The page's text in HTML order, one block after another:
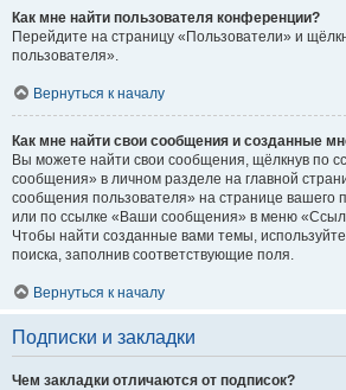
Как мне найти пользователя конференции?
Перейдите на страницу «Пользователи» и
пользователя».
Вернуться к началу
Как мне найти свои сообщения и созданные
Вы можете найти свои сообщения, щёлкнув по
сообщения» в личном разделе на главной
сообщения пользователя» на странице вашего
или по ссылке «Ваши сообщения» в меню
Чтобы найти созданные вами темы,
поиска, заполнив соответствующие поля.
Вернуться к началу
Подписки и закладки
Чем закладки отличаются от подписок?